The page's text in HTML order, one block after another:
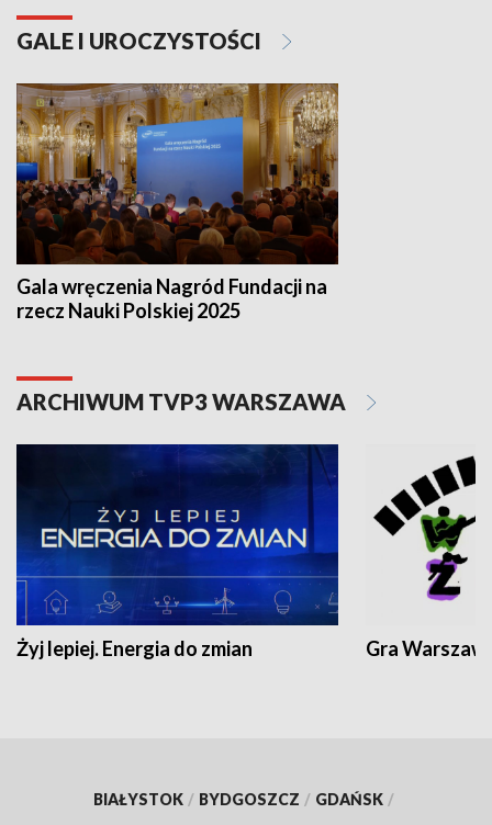
GALE I UROCZYSTOŚCI
Gala wręczenia Nagród Fundacji na
rzecz Nauki Polskiej 2025
ARCHIWUM TVP3 WARSZAWA
Żyj lepiej. Energia do zmian Gra
BIAŁYSTOK / BYDGOSZCZ / GDAŃSK /